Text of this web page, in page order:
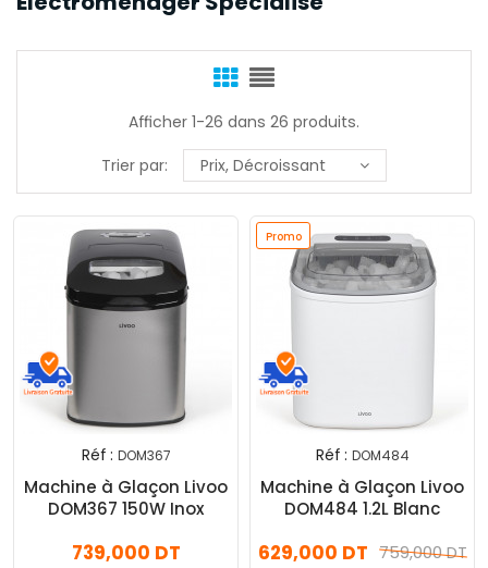
Afficher 1-26 dans 26 produits.
Trier par:
Prix, Décroissant
Réf : DOM367
Machine à Glaçon Livoo
DOM367 150W Inox
739,000 DT
Promo
Réf : DOM484
Machine à Glaçon Livoo
DOM484 1.2L Blanc
759,000 DT
629,000 DT